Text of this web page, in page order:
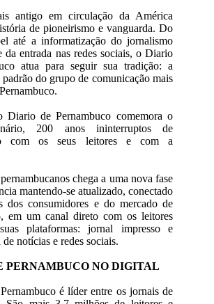
antigo em circulação da América
de pioneirismo e vanguarda. Do
até a informatização do jornalismo
da entrada nas redes sociais, o Diario
atua para seguir sua tradição: a
do grupo de comunicação mais
Diario de Pernambuco comemora o
200 anos ininterruptos de
com os seus leitores e com a
chega a uma nova fase
mantendo-se atualizado, conectado
dos consumidores e do mercado de
em um canal direto com os leitores
plataformas: jornal impresso e
notícias e redes sociais.
PERNAMBUCO NO DIGITAL
é líder entre os jornais de